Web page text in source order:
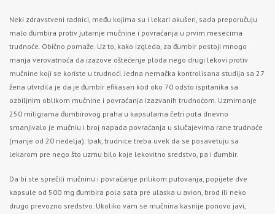
Neki zdravstveni radnici, među kojima su i lekari akušeri, sada preporučuju
malo đumbira protiv jutarnje mučnine i povraćanja u prvim mesecima
trudnoće. Obično pomaže. Uz to, kako izgleda, za đumbir postoji mnogo
manja verovatnoća da izazove oštećenje ploda nego drugi lekovi protiv
mučnine koji se koriste u trudnoći. Jedna nemačka kontrolisana studija sa 27
žena utvrdila je da je đumbir efikasan kod oko 70 odsto ispitanika sa
ozbiljnim oblikom mučnine i povraćanja izazvanih trudnoćom. Uzmimanje
250 miligrama đumbirovog praha u kapsulama četri puta dnevno
smanjivalo je mučniu i broj napada povraćanja u slučajevima rane trudnoće
(manje od 20 nedelja). Ipak, trudnice treba uvek da se posavetuju sa
lekarom pre nego što uzmu bilo koje lekovitno sredstvo, pa i đumbir.
Da bi ste sprečili mučninu i povraćanje prilikom putovanja, popijete dve
kapsule od 500 mg đumbira pola sata pre ulaska u avion, brod ili neko
drugo prevozno sredstvo. Ukoliko vam se mučnina kasnije ponovo javi,